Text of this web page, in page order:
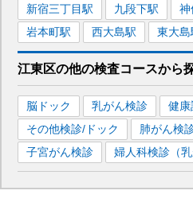
新宿三丁目駅 九段下駅 神
岩本町駅 西大島駅 東大島
江東区の他の検査コースから
脳ドック 乳がん検診 健康
その他検診/ドック
肺がん検
子宮がん検診
婦人科検診（